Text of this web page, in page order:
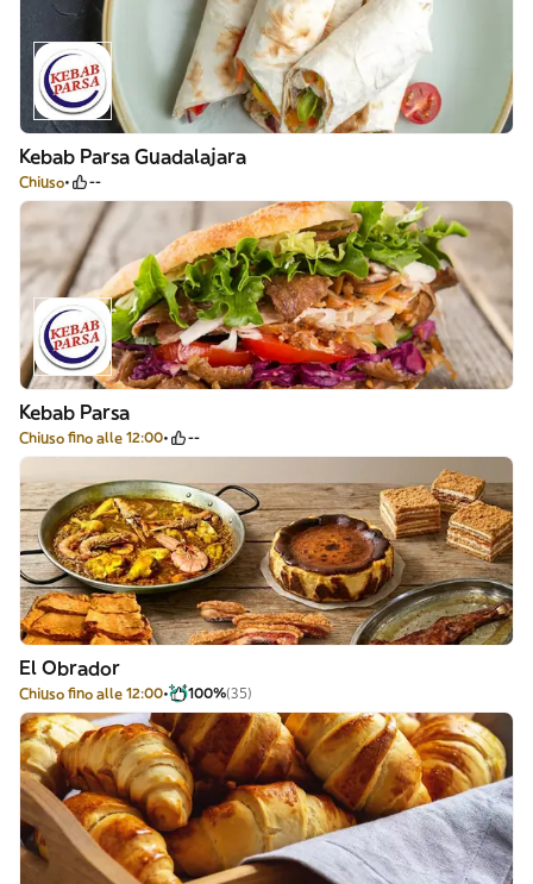
Kebab Parsa Guadalajara
Chiuso --
Kebab Parsa
Chiuso fino alle 12:00 --
El Obrador
Chiuso fino alle 12:00 100%(35)